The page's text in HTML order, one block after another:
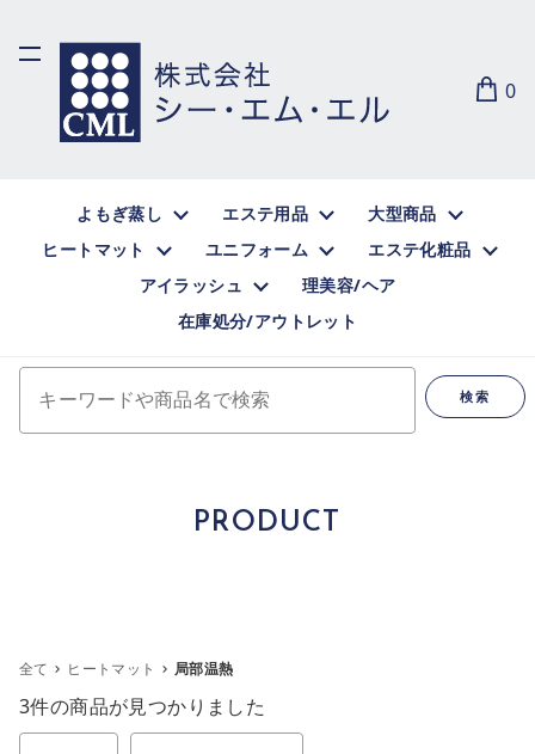
0
よもぎ蒸し エステ用品
大型商品
ヒートマット
ユニフォーム
エステ化粧品
アイラッシュ
理美容/ヘア
在庫処分/アウトレット
検索
PRODUCT
全て ヒートマット 局部温熱
3件の商品が見つかりました
件数 並び順